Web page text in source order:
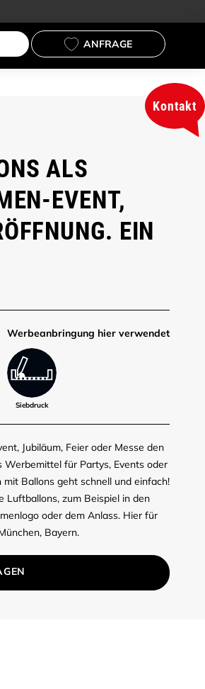
ANFRAGE
ALS
EVENT,
EIN
Werbe­anbringung hier verwendet
Siebdruck
Jubiläum, Feier oder Messe den
Werbemittel für Partys, Events oder
Ballons geht schnell und einfach!
Luftballons, zum Beispiel in den
oder dem Anlass. Hier für
Bayern.
Kontakt